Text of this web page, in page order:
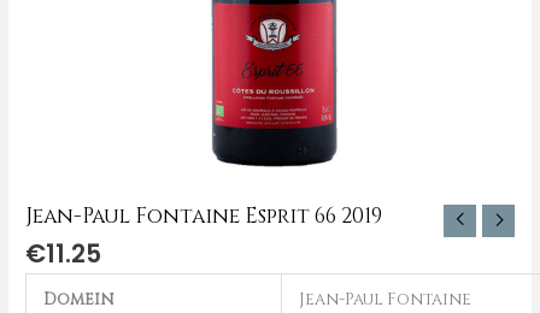
Jean-Paul Fontaine Esprit 66 2019
€11.25
Domein Jean-Paul Fontaine